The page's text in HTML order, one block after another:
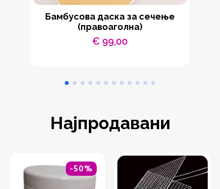
Бамбусова даска за сечење
(правоаголна)
€ 99,00
Најпродавани
-50%